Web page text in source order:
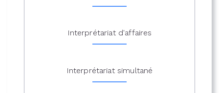
Interprétariat d'affaires
Interprétariat simultané